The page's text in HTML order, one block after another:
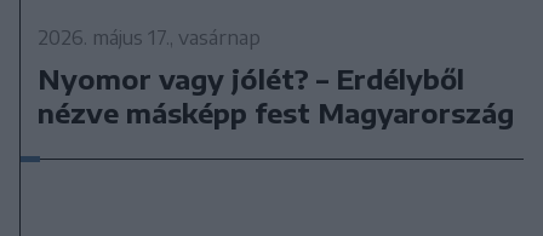
2026. május 17., vasárnap
Nyomor vagy jólét? – Erdélyből
nézve másképp fest Magyarország